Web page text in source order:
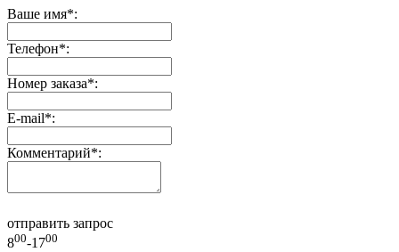
Ваше имя*:
Телефон*:
Номер заказа*:
E-mail*:
Комментарий*:
отправить запрос
800-1700